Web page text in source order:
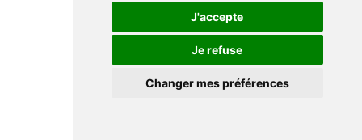
J'accepte
Je refuse
Changer mes préférences